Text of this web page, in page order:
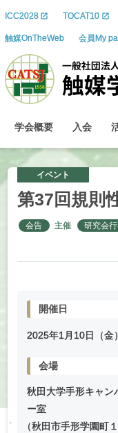
ICC2028 TOCAT10
触媒OnTheWeb 会員My
学会概要 入会
イベント
第37 回規則
会告 主催 研究会
開催日
2025年1 月 10日（金）
会場
秋田大学手形キャン
ー室
（秋田市手形学園町１